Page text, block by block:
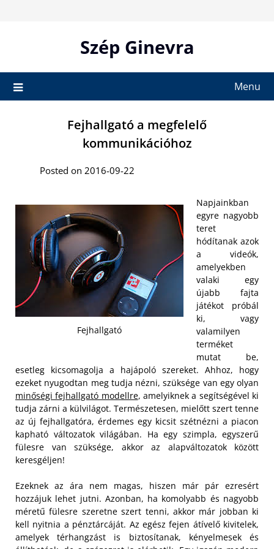
Szép Ginevra
Menu
Fejhallgató a megfelelő
kommunikációhoz
Posted on 2016-09-22
Fejhallgató
Napjainkban
egyre nagyobb
teret
hódítanak azok
a videók,
amelyekben
valaki egy
újabb fajta
játékot próbál
ki, vagy
valamilyen
terméket
mutat be,
esetleg kicsomagolja a hajápoló szereket. Ahhoz, hogy
ezeket nyugodtan meg tudja nézni, szüksége van egy olyan
minőségi fejhallgató modellre, amelyiknek a segítségével ki
tudja zárni a külvilágot. Természetesen, mielőtt szert tenne
az új fejhallgatóra, érdemes egy kicsit szétnézni a piacon
kapható változatok világában. Ha egy szimpla, egyszerű
fülesre van szüksége, akkor az alapváltozatok között
keresgéljen!
Ezeknek az ára nem magas, hiszen már pár ezresért
hozzájuk lehet jutni. Azonban, ha komolyabb és nagyobb
méretű fülesre szeretne szert tenni, akkor már jobban ki
kell nyitnia a pénztárcáját. Az egész fejen átívelő kivitelek,
amelyek térhangzást is biztosítanak, kényelmesek és